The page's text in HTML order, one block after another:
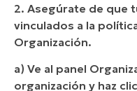
2. Asegúrate de que
vinculados a la
Organización.
a) Ve al panel
organización y haz